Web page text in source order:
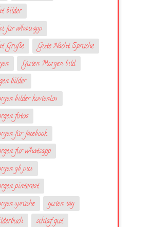
bilder
für whatsapp
Grüße
Gute Nacht Sprüche
Guten Morgen bild
bilder
bilder kostenlos
fotos
für facebook
für whatsapp
gb pics
pinterest
sprüche
guten tag
schlaf gut